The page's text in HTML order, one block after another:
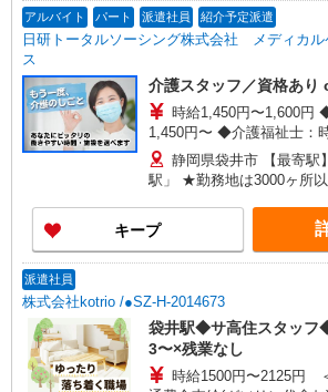
アルバイト パート 派遣社員 紹介予定派遣
日研トータルソーシング株式会社 メディカル
ス
介護スタッフ／資格あり
時給1,450円〜1,600円 ◆初任者研修：時給
1,450円〜 ◆介護福祉士：時給
は3ヶ月以上 ※給与幅は経験・
いOK（規定あり）
静岡県袋井市 【最寄駅
駅」 ★勤務地は3000ヶ所以上★ 自宅から通いや
い！！
キープ
派遣社員
株式会社kotrio /●SZ-H-2014673
袋井駅◆サ高住スタッフ
3〜×残業なし
時給1500円〜2125円